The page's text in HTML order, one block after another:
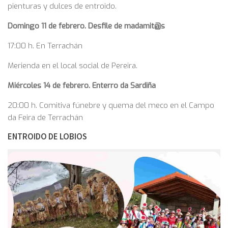
pienturas y dulces de entroido.
Domingo 11 de febrero. Desfile de madamit@s
17:00 h. En Terrachán
Merienda en el local social de Pereira.
Miércoles 14 de febrero. Enterro da Sardiña
20:00 h. Comitiva fúnebre y quema del meco en el Campo
da Feira de Terrachán
ENTROIDO DE LOBIOS